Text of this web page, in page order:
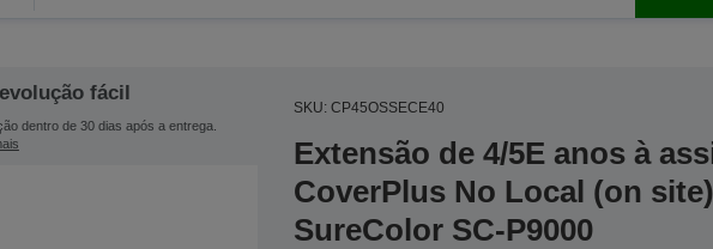
fácil
dentro de 30 dias após a entrega.
SKU: CP45OSSECE40
Extensão de 4/5E anos à
CoverPlus No Local (on
SureColor SC-P9000